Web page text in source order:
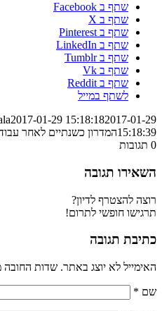
שתף ב Facebook
שתף ב X
שתף ב Pinterest
שתף ב LinkedIn
שתף ב Tumblr
שתף ב Vk
שתף ב Reddit
לשתף במייל
2017-01-29 15:18:182017-01-29
15:18:39המדרון כשנתיים לאחר
0 תגובות
השאירו תגובה
רוצה להצטרף לדיון?
תרגישו חופשי לתרום!
כתיבת תגובה
האימייל לא יוצג באתר. שדות החובה
שם *